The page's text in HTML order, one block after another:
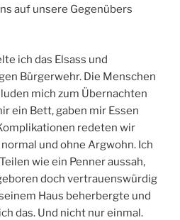
auf unsere Gegenübers
ich das Elsass und
Bürgerwehr. Die Menschen
mich zum Übernachten
ein Bett, gaben mir Essen
redeten wir
und ohne Argwohn. Ich
wie ein Penner aussah,
doch vertrauenswürdig
Haus beherbergte und
das. Und nicht nur einmal.